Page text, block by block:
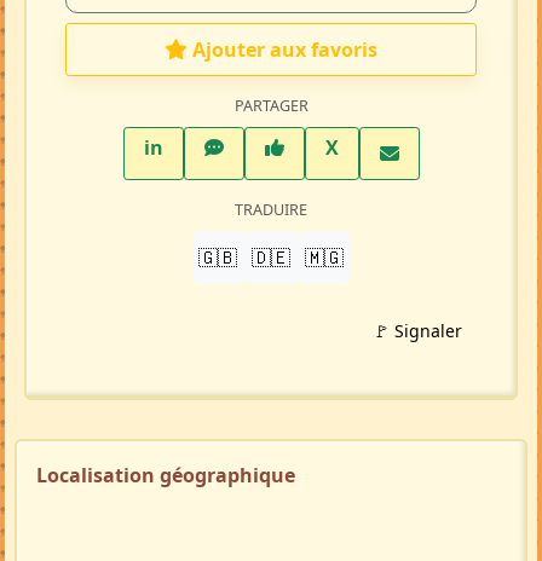
Ajouter aux favoris
PARTAGER
inLinkedInWhatsAppFacebook
XTwitter X
TRADUIRE
🇬🇧 🇩🇪 🇲🇬
🚩 Signaler
Localisation géographique